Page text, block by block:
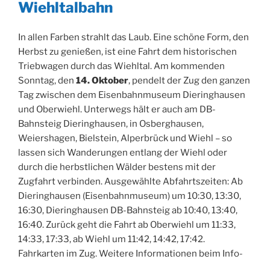
Wiehltalbahn
In allen Farben strahlt das Laub. Eine schöne Form, den
Herbst zu genießen, ist eine Fahrt dem historischen
Triebwagen durch das Wiehltal. Am kommenden
Sonntag, den 14. Oktober, pendelt der Zug den ganzen
Tag zwischen dem Eisenbahnmuseum Dieringhausen
und Oberwiehl. Unterwegs hält er auch am DB-
Bahnsteig Dieringhausen, in Osberghausen,
Weiershagen, Bielstein, Alperbrück und Wiehl – so
lassen sich Wanderungen entlang der Wiehl oder
durch die herbstlichen Wälder bestens mit der
Zugfahrt verbinden. Ausgewählte Abfahrtszeiten: Ab
Dieringhausen (Eisenbahnmuseum) um 10:30, 13:30,
16:30, Dieringhausen DB-Bahnsteig ab 10:40, 13:40,
16:40. Zurück geht die Fahrt ab Oberwiehl um 11:33,
14:33, 17:33, ab Wiehl um 11:42, 14:42, 17:42.
Fahrkarten im Zug. Weitere Informationen beim Info-